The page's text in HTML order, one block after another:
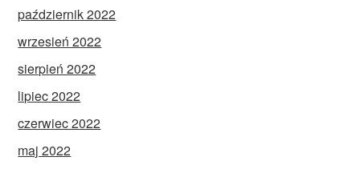
październik 2022
wrzesień 2022
sierpień 2022
lipiec 2022
czerwiec 2022
maj 2022